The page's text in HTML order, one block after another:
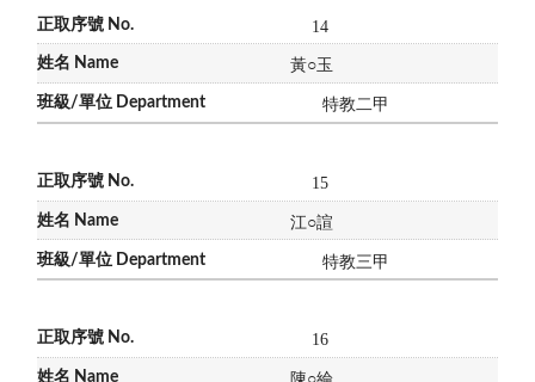
14
黃○玉
特教二甲
15
江○諠
特教三甲
16